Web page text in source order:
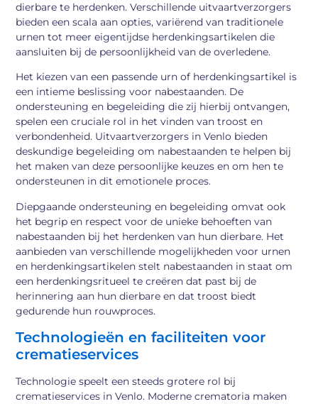
dierbare te herdenken. Verschillende uitvaartverzorgers
bieden een scala aan opties, variërend van traditionele
urnen tot meer eigentijdse herdenkingsartikelen die
aansluiten bij de persoonlijkheid van de overledene.
Het kiezen van een passende urn of herdenkingsartikel is
een intieme beslissing voor nabestaanden. De
ondersteuning en begeleiding die zij hierbij ontvangen,
spelen een cruciale rol in het vinden van troost en
verbondenheid. Uitvaartverzorgers in Venlo bieden
deskundige begeleiding om nabestaanden te helpen bij
het maken van deze persoonlijke keuzes en om hen te
ondersteunen in dit emotionele proces.
Diepgaande ondersteuning en begeleiding omvat ook
het begrip en respect voor de unieke behoeften van
nabestaanden bij het herdenken van hun dierbare. Het
aanbieden van verschillende mogelijkheden voor urnen
en herdenkingsartikelen stelt nabestaanden in staat om
een herdenkingsritueel te creëren dat past bij de
herinnering aan hun dierbare en dat troost biedt
gedurende hun rouwproces.
Technologieën en faciliteiten voor
crematieservices
Technologie speelt een steeds grotere rol bij
crematieservices in Venlo. Moderne crematoria maken